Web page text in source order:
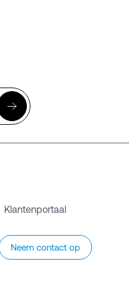
Klantenportaal
Neem contact op